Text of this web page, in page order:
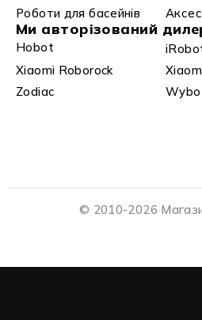
Роботи для басейнів
Ми авторізований
Hobot
Xiaomi Roborock
Zodiac
© 2010-2026